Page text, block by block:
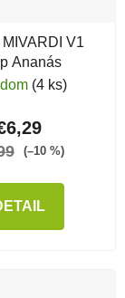
MIVARDI V1
Ananás
(4 ks)
(–10 %)